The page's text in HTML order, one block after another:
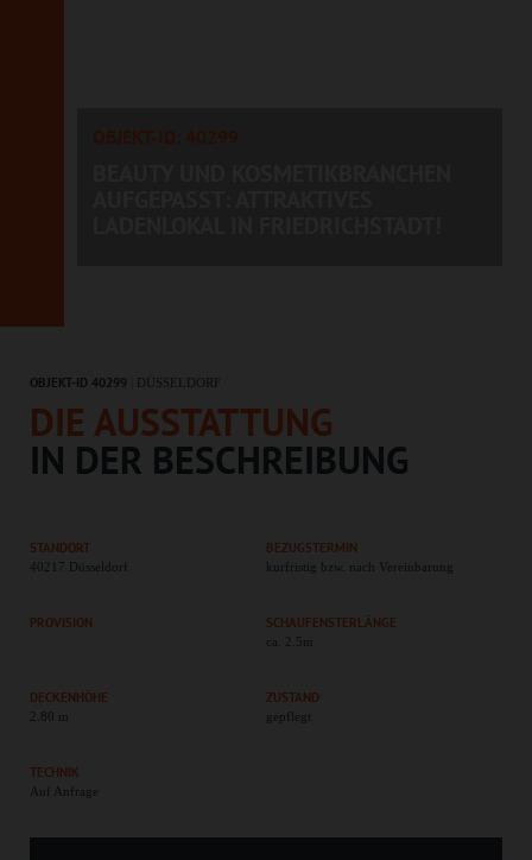
OBJEKT-ID 40299 DÜSSELDORF
DIE AUSSTATTUNG
IN DER BESCHREIBUNG
STANDORT
40217 Düsseldorf
BEZUGSTERMIN
kurfristig bzw. nach Vereinbarung
PROVISION SCHAUFENSTERLÄNGE
ca. 2.5m
DECKENHÖHE
2.80 m
ZUSTAND
gepflegt
TECHNIK
Auf Anfrage